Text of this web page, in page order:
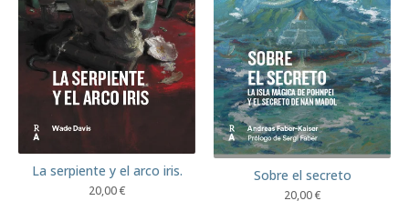
La serpiente y el arco iris.
20,00€
Sobre el secreto
20,00€